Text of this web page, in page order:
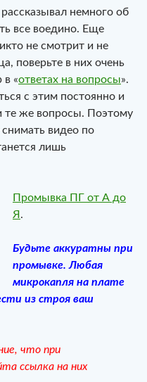
немного об
все воедино. Еще
не смотрит и не
поверьте в них очень
в «ответах на вопросы».
с этим постоянно и
те же вопросы. Поэтому
видео по
лишь
Промывка ПГ от А до
Я .
Будьте аккуратны при
промывке. Любая
микрокапля на плате
из строя ваш
что при
ссылка на них